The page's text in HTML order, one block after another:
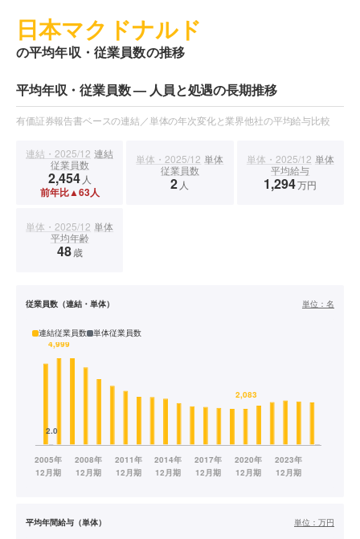
日本マクドナルド
の平均年収・従業員数の推移
平均年収・従業員数 — 人員と処遇の長期推移
有価証券報告書ベースの連結／単体の年次変化と業界他社の平均給与比較
連結・2025/12 連結
従業員数
2,454 人
前年比▲63人
単体・2025/12 単体
従業員数
2 人
単体・2025/12 単体
平均給与
1,294万円
単体・2025/12 単体
平均年齢
48歳
従業員数（連結・単体） 単位： 名
連結従業員数 単体従業員数
平均年間給与（単体） 単位： 万円